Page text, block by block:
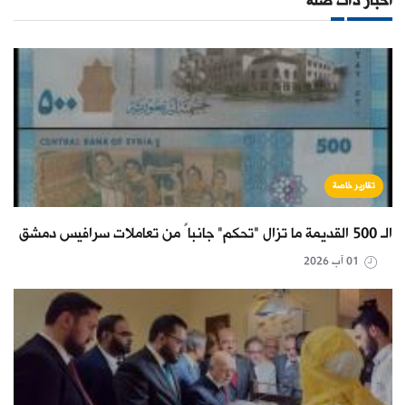
تقارير خاصة
الـ 500 القديمة ما تزال "تحكم" جانباً من تعاملات سرافيس دمشق